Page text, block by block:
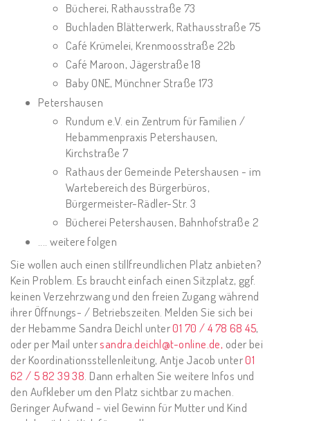
Bücherei, Rathausstraße 73
Buchladen Blätterwerk, Rathausstraße 75
Café Krümelei, Krenmoosstraße 22b
Café Maroon, Jägerstraße 18
Baby ONE, Münchner Straße 173
Petershausen
Rundum e.V. ein Zentrum für Familien /
Hebammenpraxis Petershausen,
Kirchstraße 7
Rathaus der Gemeinde Petershausen - im
Wartebereich des Bürgerbüros,
Bürgermeister-Rädler-Str. 3
Bücherei Petershausen, Bahnhofstraße 2
.... weitere folgen
Sie wollen auch einen stillfreundlichen Platz anbieten?
Kein Problem. Es braucht einfach einen Sitzplatz, ggf.
keinen Verzehrzwang und den freien Zugang während
ihrer Öffnungs- / Betriebszeiten. Melden Sie sich bei
der Hebamme Sandra Deichl unter01 70 / 4 78 68 45,
oder per Mail untersandra.deichl@t-online.de, oder bei
der Koordinationsstellenleitung, Antje Jacob unter01
62 / 5 82 39 38 . Dann erhalten Sie weitere Infos und
den Aufkleber um den Platz sichtbar zu machen.
Geringer Aufwand - viel Gewinn für Mutter und Kind